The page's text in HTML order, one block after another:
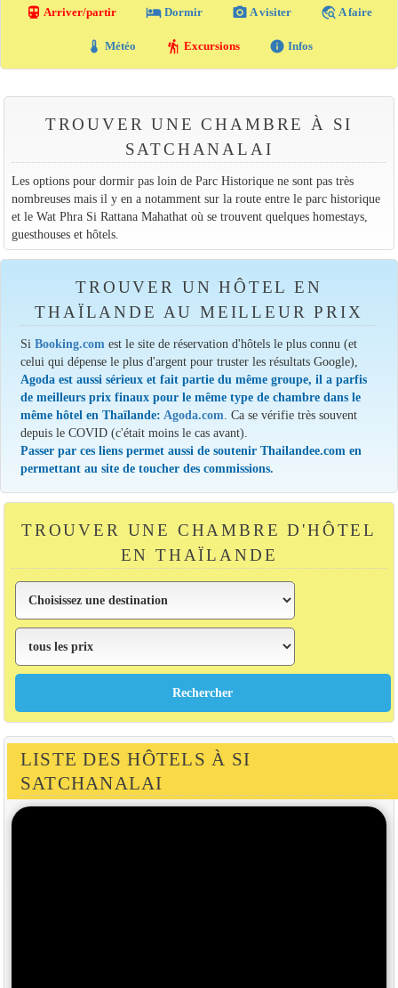
directions_transit Arriver/partir local_hotel Dormir photo_camera A visiter travel_explore A faire
thermostat Météo hiking Excursions info Infos
TROUVER UNE CHAMBRE À SI
SATCHANALAI
Les options pour dormir pas loin de Parc Historique ne sont pas très
nombreuses mais il y en a notamment sur la route entre le parc historique
et le Wat Phra Si Rattana Mahathat où se trouvent quelques homestays,
guesthouses et hôtels.
TROUVER UN HÔTEL EN
THAÏLANDE AU MEILLEUR PRIX
SiBooking.com est le site de réservation d'hôtels le plus connu (et
celui qui dépense le plus d'argent pour truster les résultats Google),
Agoda est aussi sérieux et fait partie du même groupe, il a parfis
de meilleurs prix finaux pour le même type de chambre dans le
même hôtel en Thaïlande: Agoda.com . Ca se vérifie très souvent
depuis le COVID (c'était moins le cas avant).
Passer par ces liens permet aussi de soutenir Thailandee.com en
permettant au site de toucher des commissions.
TROUVER UNE CHAMBRE D'HÔTEL
EN THAÏLANDE
LISTE DES HÔTELS À SI
SATCHANALAI